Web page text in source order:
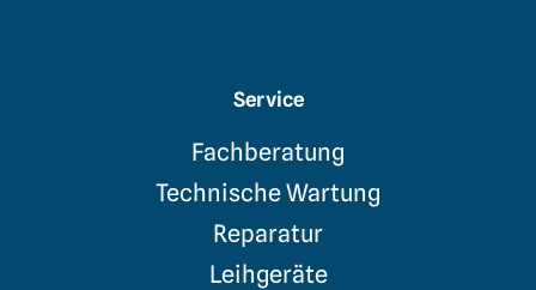
Service
Fachberatung
Technische Wartung
Reparatur
Leihgeräte